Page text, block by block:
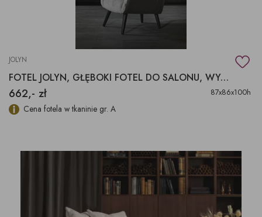
JOLYN
FOTEL JOLYN, GŁĘBOKI FOTEL DO SALONU, WYGODNY FOTEL
662,- zł 87x86x100h
Cena fotela w tkaninie gr. A